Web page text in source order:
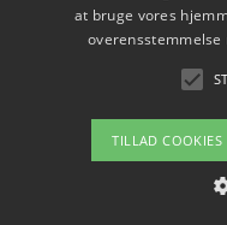
Om / kontakt
at bruge vores
TILLAD COOKIES